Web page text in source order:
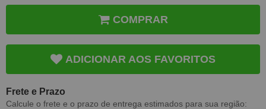
COMPRAR
ADICIONAR AOS FAVORITOS
Frete e Prazo
Calcule o frete e o prazo de entrega estimados para sua região: